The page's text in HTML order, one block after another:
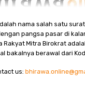
nama salah satu
pangsa pasar di
Rakyat Mitra Birokrat
bakalnya berawal dari
us: